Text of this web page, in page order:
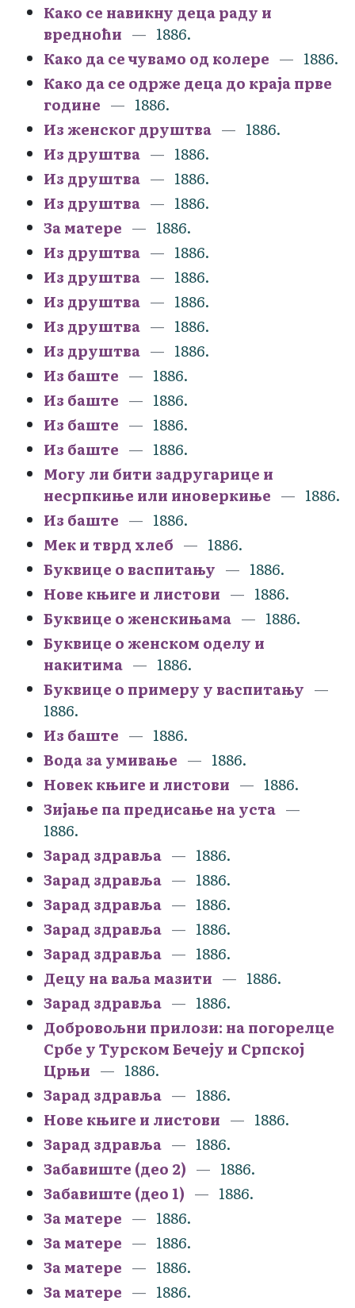
Како се навикну деца раду и
вредноћи
1886.
Како да се чувамо од колере
1886.
Како да се одрже деца до краја прве
године
1886.
Из женског друштва
1886.
Из друштва
1886.
Из друштва
1886.
Из друштва
1886.
За матере
1886.
Из друштва
1886.
Из друштва
1886.
Из друштва
1886.
Из друштва
1886.
Из друштва
1886.
Из баште
1886.
Из баште
1886.
Из баште
1886.
Из баште
1886.
Могу ли бити задругарице и
несрпкиње или иноверкиње
1886.
Из баште
1886.
Мек и тврд хлеб
1886.
Буквице о васпитању
1886.
Нове књиге и листови
1886.
Буквице о женскињама
1886.
Буквице о женском оделу и
накитима
1886.
Буквице о примеру у васпитању
1886.
Из баште
1886.
Вода за умивање
1886.
Новек књиге и листови
1886.
Зијање па предисање на уста
1886.
Зарад здравља
1886.
Зарад здравља
1886.
Зарад здравља
1886.
Зарад здравља
1886.
Зарад здравља
1886.
Децу на ваља мазити
1886.
Зарад здравља
1886.
Добровољни прилози: на погорелце
Србе у Турском Бечеју и Српској
Црњи
1886.
Зарад здравља
1886.
Нове књиге и листови
1886.
Зарад здравља
1886.
Забавиште (део 2)
1886.
Забавиште (део 1)
1886.
За матере
1886.
За матере
1886.
За матере
1886.
За матере
1886.